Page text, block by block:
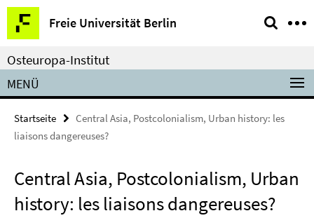
Springe
direkt
zu
Inhalt
Freie Universität Berlin
Service-
Navigation
Osteuropa-Institut
MENÜ
Startseite
Central Asia, Postcolonialism, Urban history: les
liaisons dangereuses?
Central Asia, Postcolonialism, Urban
history: les liaisons dangereuses?